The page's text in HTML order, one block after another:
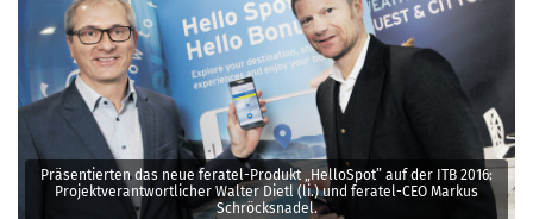
Präsentierten das neue feratel-Produkt „HelloSpot” auf der ITB 2016:
Projektverantwortlicher Walter Dietl (li.) und feratel-CEO Markus
Schröcksnadel.